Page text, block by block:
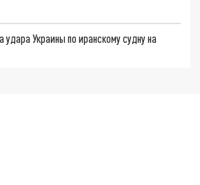
удара Украины по иранскому судну на